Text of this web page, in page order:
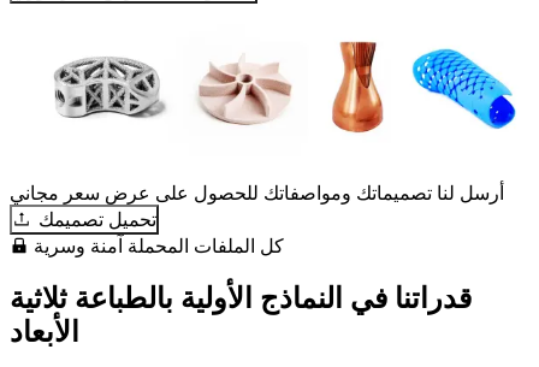
أرسل لنا تصميماتك ومواصفاتك للحصول على عرض سعر مجاني
تحميل تصميمك
كل الملفات المحملة آمنة وسرية
قدراتنا في النماذج الأولية بالطباعة ثلاثية
الأبعاد